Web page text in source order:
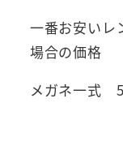
一番お安いレ
場合の価格
メガネ一式